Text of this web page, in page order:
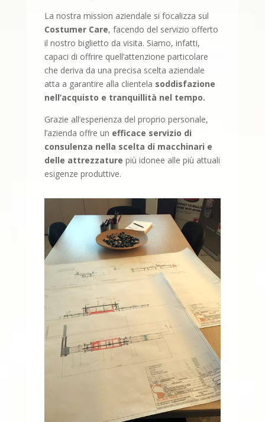
La nostra mission aziendale si focalizza sul
Costumer Care, facendo del servizio offerto
il nostro biglietto da visita. Siamo, infatti,
capaci di offrire quell’attenzione particolare
che deriva da una precisa scelta aziendale
atta a garantire alla clientela soddisfazione
nell’acquisto e tranquillità nel tempo.
Grazie all’esperienza del proprio personale,
l’azienda offre un efficace servizio di
consulenza nella scelta di macchinari e
delle attrezzature più idonee alle più attuali
esigenze produttive.